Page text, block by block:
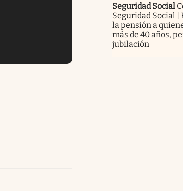
Seguridad Social
Seguridad Social |
la pensión a
más de 40 años,
jubilación